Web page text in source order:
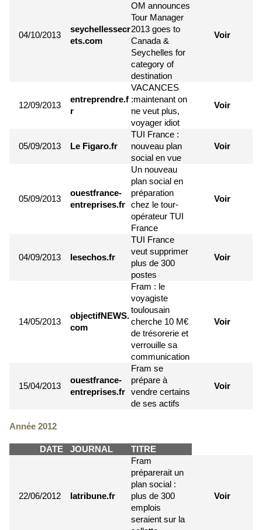
04/10/2013
seychellessecr
ets.com
OM announces
Tour Manager
2013 goes to
Canada &
Seychelles for
category of
destination
Voir
12/09/2013
entreprendre.f
r
VACANCES
:maintenant on
ne veut plus,
voyager idiot
Voir
05/09/2013 Le Figaro.fr
TUI France :
nouveau plan
social en vue
Voir
05/09/2013
ouestfrance-
entreprises.fr
Un nouveau
plan social en
préparation
chez le tour-
opérateur TUI
France
Voir
04/09/2013 lesechos.fr
TUI France
veut supprimer
plus de 300
postes
Voir
14/05/2013
objectifNEWS.
com
Fram : le
voyagiste
toulousain
cherche 10 M€
de trésorerie et
verrouille sa
communication
Voir
15/04/2013
ouestfrance-
entreprises.fr
Fram se
prépare à
vendre certains
de ses actifs
Voir
Année 2012
DATE JOURNAL TITRE
22/06/2012 latribune.fr
Fram
préparerait un
plan social :
plus de 300
emplois
seraient sur la
Voir